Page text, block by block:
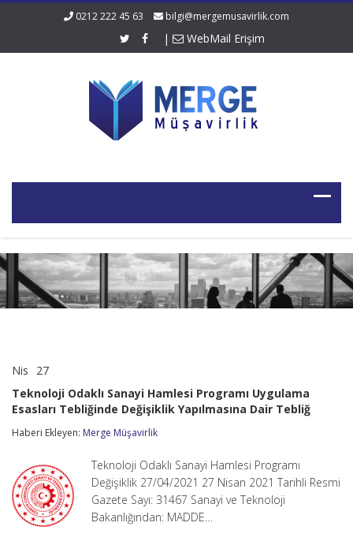
0212 222 45 63 bilgi@mergemusavirlik.com
| WebMail Erişim
Nis 27
Sanayi
Hamlesi
Uygulama
Tebliğinde
Değişiklik
Yapılmasına
Dair
Tebliğ
Teknoloji Odaklı Sanayi Hamlesi Programı Uygulama
Esasları Tebliğinde Değişiklik Yapılmasına Dair Tebliğ
Haberi Ekleyen: Merge Müşavirlik
Teknoloji Odaklı Sanayi Hamlesi Programı
Değişiklik 27/04/2021 27 Nisan 2021 Tarihli Resmi
Gazete Sayı: 31467 Sanayi ve Teknoloji
Bakanlığından: MADDE…